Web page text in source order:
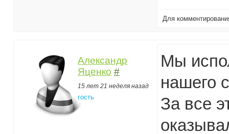
Для
Александр
Яценко #
15 лет 21 неделя назад
гость
Мы
нашего
За все